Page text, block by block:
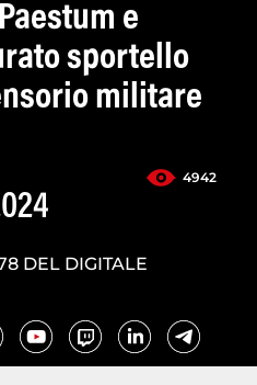
e
sportello
militare
4942
DEL DIGITALE